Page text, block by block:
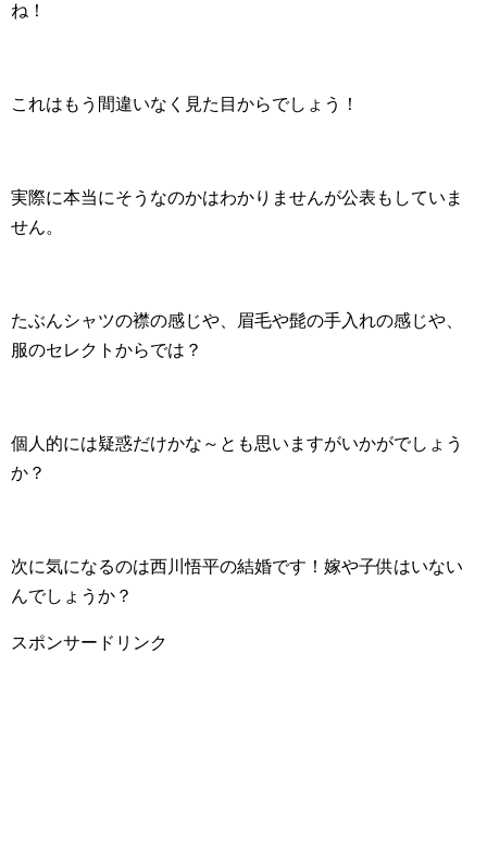
ね！
これはもう間違いなく見た目からでしょう！
実際に本当にそうなのかはわかりませんが公表もしていま
せん。
たぶんシャツの襟の感じや、眉毛や髭の手入れの感じや、
服のセレクトからでは？
個人的には疑惑だけかな～とも思いますがいかがでしょう
か？
次に気になるのは西川悟平の結婚です！嫁や子供はいない
んでしょうか？
スポンサードリンク